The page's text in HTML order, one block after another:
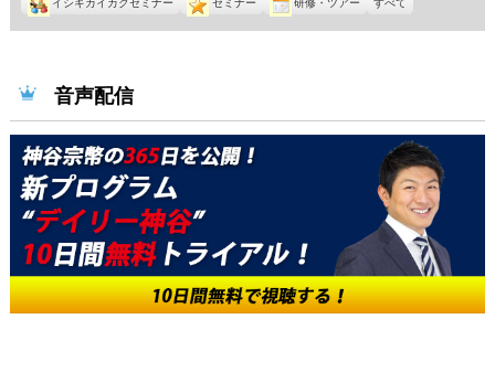
音声配信